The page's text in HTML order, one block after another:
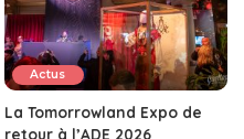
Actus
La Tomorrowland Expo de
retour à l’ADE 2026